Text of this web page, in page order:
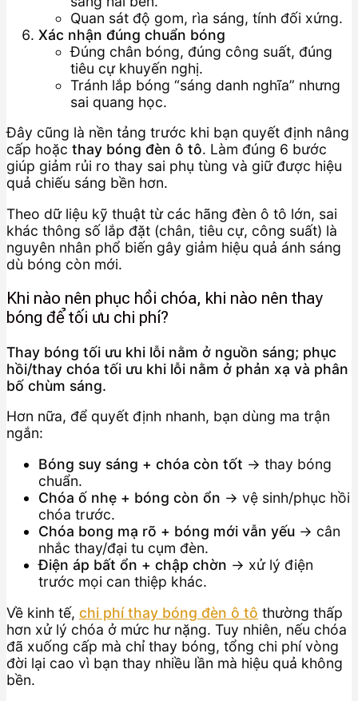
Quan sát độ gom, rìa sáng, tính đối xứng.
Xác nhận đúng chuẩn bóng
Đúng chân bóng, đúng công suất, đúng
tiêu cự khuyến nghị.
Tránh lắp bóng “sáng danh nghĩa” nhưng
sai quang học.
Đây cũng là nền tảng trước khi bạn quyết định nâng
cấp hoặc thay bóng đèn ô tô. Làm đúng 6 bước
giúp giảm rủi ro thay sai phụ tùng và giữ được hiệu
quả chiếu sáng bền hơn.
Theo dữ liệu kỹ thuật từ các hãng đèn ô tô lớn, sai
khác thông số lắp đặt (chân, tiêu cự, công suất) là
nguyên nhân phổ biến gây giảm hiệu quả ánh sáng
dù bóng còn mới.
Khi nào nên phục hồi chóa, khi nào nên thay
bóng để tối ưu chi phí?
Thay bóng tối ưu khi lỗi nằm ở nguồn sáng; phục
hồi/thay chóa tối ưu khi lỗi nằm ở phản xạ và phân
bố chùm sáng.
Hơn nữa, để quyết định nhanh, bạn dùng ma trận
ngắn:
Bóng suy sáng + chóa còn tốt → thay bóng
chuẩn.
Chóa ố nhẹ + bóng còn ổn → vệ sinh/phục hồi
chóa trước.
Chóa bong mạ rõ + bóng mới vẫn yếu → cân
nhắc thay/đại tu cụm đèn.
Điện áp bất ổn + chập chờn → xử lý điện
trước mọi can thiệp khác.
Về kinh tế, chi phí thay bóng đèn ô tô thường thấp
hơn xử lý chóa ở mức hư nặng. Tuy nhiên, nếu chóa
đã xuống cấp mà chỉ thay bóng, tổng chi phí vòng
đời lại cao vì bạn thay nhiều lần mà hiệu quả không
bền.